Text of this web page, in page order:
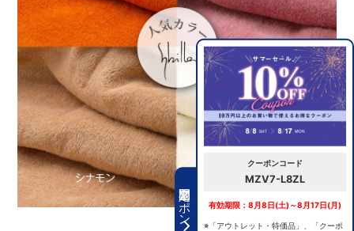
期間限定クーポン
クーポンコード
MZV7-L8ZL
有効期限：8月8日(土)～8月17日(月)
※「アウトレット・特価品」、「クーポ